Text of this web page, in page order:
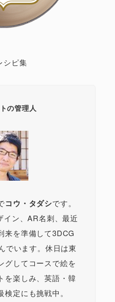
シピ集
の管理人
コウ・タダシです。
イン、AR名刺、最近
来を準備して3DCG
でいます。休日は東
グしてコースで絵を
を楽しみ、英語・韓
定にも挑戦中。